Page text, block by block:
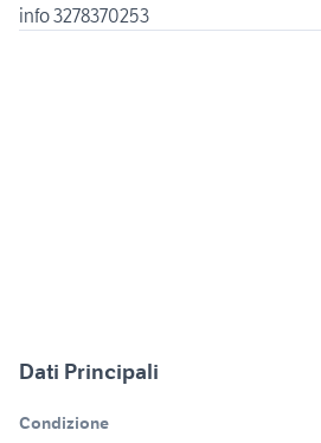
info 3278370253
Dati Principali
Condizione